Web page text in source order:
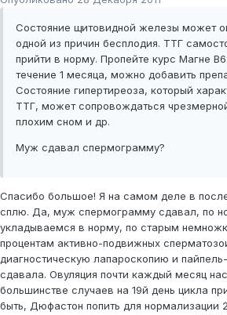
Состояние щитовидной железы может
одной из причин бесплодия. ТТГ
прийти в норму. Пропейте курс Магне
течение 1 месяца, можно добавить
Состояние гипертиреоза, который
ТТГ, может сопровождаться
плохим сном и др.
Муж сдавал спермограмму?
Спасибо большое! Я на самом деле в
сплю. Да, муж спермограмму сдавал, по
укладываемся в норму, по старым
процентам активно-подвижных
диагностическую лапароскопию и
сдавала. Овуляция почти каждый месяц
большинстве случаев на 19й день цикла
быть, Дюфастон попить для нормализации